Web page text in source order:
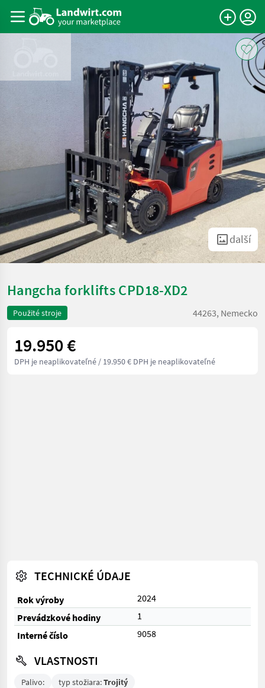
další
Hangcha forklifts CPD18-XD2
Použité stroje 44263, Nemecko
19.950 €
DPH je neaplikovateľné / 19.950 € DPH je neaplikovateľné
TECHNICKÉ ÚDAJE
Rok výroby
2024
Prevádzkové hodiny
1
Interné číslo
9058
VLASTNOSTI
Palivo: typ stožiara:Trojitý